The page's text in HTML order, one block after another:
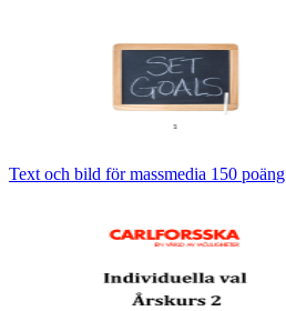
Text och bild för massmedia 150 poäng